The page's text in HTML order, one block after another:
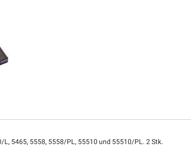
5465, 5558, 5558/PL, 55510 und 55510/PL. 2 Stk.